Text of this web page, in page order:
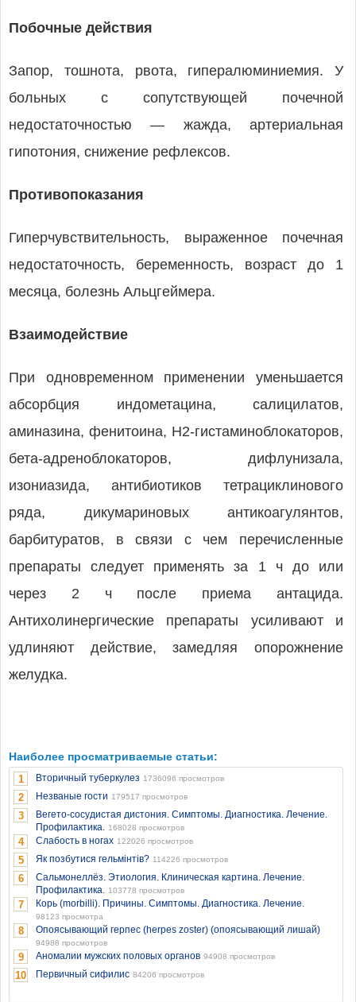
Побочные действия
Запор, тошнота, рвота, гипералюминиемия. У
больных с сопутствующей почечной
недостаточностью — жажда, артериальная
гипотония, снижение рефлексов.
Противопоказания
Гиперчувствительность, выраженное почечная
недостаточность, беременность, возраст до 1
месяца, болезнь Альцгеймера.
Взаимодействие
При одновременном применении уменьшается
абсорбция индометацина, салицилатов,
аминазина, фенитоина, Н2-гистаминоблокаторов,
бета-адреноблокаторов, дифлунизала,
изониазида, антибиотиков тетрациклинового
ряда, дикумариновых антикоагулянтов,
барбитуратов, в связи с чем перечисленные
препараты следует применять за 1 ч до или
через 2 ч после приема антацида.
Антихолинергические препараты усиливают и
удлиняют действие, замедляя опорожнение
желудка.
Наиболее просматриваемые статьи:
1 Вторичный туберкулез 1736096 просмотров
2 Незваные гости 179517 просмотров
3
Вегето-сосудистая дистония. Симптомы. Диагностика. Лечение.
Профилактика. 168028 просмотров
4 Слабость в ногах 122026 просмотров
5 Як позбутися гельмінтів? 114226 просмотров
6
Сальмонеллёз. Этиология. Клиническая картина. Лечение.
Профилактика. 103778 просмотров
7 Корь (morbilli). Причины. Симптомы. Диагностика. Лечение.
98123 просмотра
8 Опоясывающий герпес (herpes zoster) (опоясывающий лишай)
94988 просмотров
9 Аномалии мужских половых органов 94908 просмотров
10 Первичный сифилис 84206 просмотров